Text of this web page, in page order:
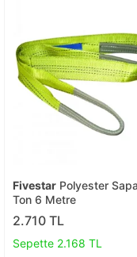
Fivestar Polyester
Ton 6 Metre
2.710 TL
Sepette 2.168 TL